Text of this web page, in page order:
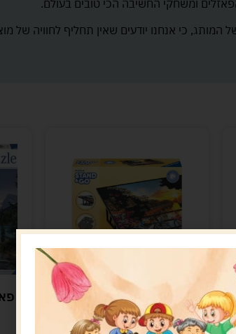
המותג, כי אנחנו יודעים שאין תחליף לחוויה של
סטנד להכנת פאזל 1000
חלקים
99.00 ש"ח